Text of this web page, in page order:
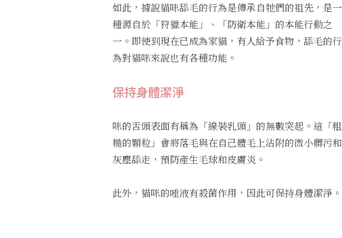
如此，據說貓咪舔毛的行為是傳承自牠們的祖先，是一
種源自於「狩獵本能」、「防衛本能」的本能行動之
一。即使到現在已成為家貓，有人給予食物，舔毛的行
為對貓咪來說也有各種功能。
保持身體潔淨
咪的舌頭表面有稱為「線裝乳頭」的無數突起。這「粗
糙的顆粒」會將落毛與在自己體毛上沾附的微小髒污和
灰塵舔走，預防產生毛球和皮膚炎。
此外，貓咪的唾液有殺菌作用，因此可保持身體潔淨。